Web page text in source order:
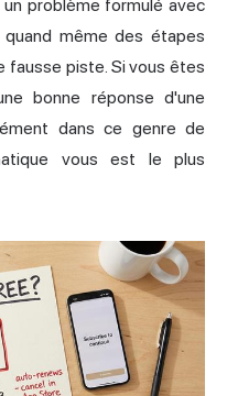
problème formulé avec
même des étapes
fausse piste. Si vous êtes
bonne réponse d'une
dans ce genre de
vous est le plus